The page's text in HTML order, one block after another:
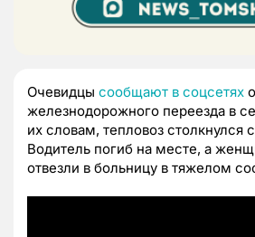
Очевидцы сообщают в соцсетях
железнодорожного переезда в
их словам, тепловоз столкнулся
Водитель погиб на месте, а
отвезли в больницу в тяжелом